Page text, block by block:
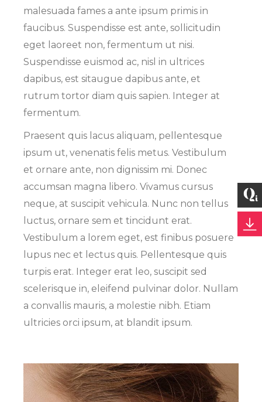
malesuada fames a ante ipsum primis in
faucibus. Suspendisse est ante, sollicitudin
eget laoreet non, fermentum ut nisi.
Suspendisse euismod ac, nisl in ultrices
dapibus, est sitaugue dapibus ante, et
rutrum tortor diam quis sapien. Integer at
fermentum.
Praesent quis lacus aliquam, pellentesque
ipsum ut, venenatis felis metus. Vestibulum
et ornare ante, non dignissim mi. Donec
accumsan magna libero. Vivamus cursus
neque, at suscipit vehicula. Nunc non tellus
luctus, ornare sem et tincidunt erat.
Vestibulum a lorem eget, est finibus posuere
lupus nec et lectus quis. Pellentesque quis
turpis erat. Integer erat leo, suscipit sed
scelerisque in, eleifend pulvinar dolor. Nullam
a convallis mauris, a molestie nibh. Etiam
ultricies orci ipsum, at blandit ipsum.